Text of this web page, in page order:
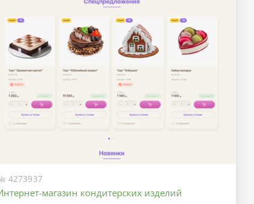
4273937
магазин кондитерских изделий